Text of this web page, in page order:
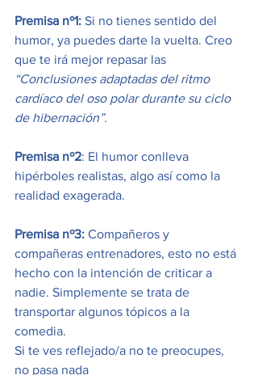
Premisa nº1: Si no tienes sentido del
humor, ya puedes darte la vuelta. Creo
que te irá mejor repasar las
“Conclusiones adaptadas del ritmo
cardíaco del oso polar durante su ciclo
de hibernación”.
Premisa nº2: El humor conlleva
hipérboles realistas, algo así como la
realidad exagerada.
Premisa nº3: Compañeros y
compañeras entrenadores, esto no está
hecho con la intención de criticar a
nadie. Simplemente se trata de
transportar algunos tópicos a la
comedia.
Si te ves reflejado/a no te preocupes,
no pasa nada